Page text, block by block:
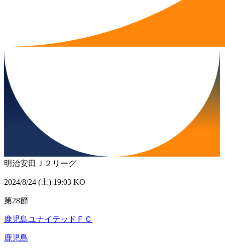
明治安田Ｊ２リーグ
2024/8/24 (土) 19:03 KO
第28節
鹿児島ユナイテッドＦＣ
鹿児島